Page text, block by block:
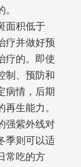
面积低于
疗并做好预
疗的。即使
制、预防和
病情，后期
生能力。
强紫外线对
季则可以适
常吃的方